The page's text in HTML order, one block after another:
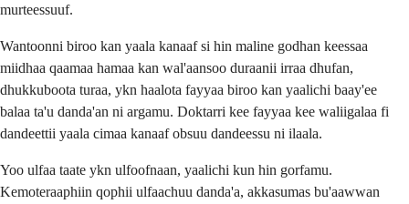
murteessuuf.
Wantoonni biroo kan yaala kanaaf si hin maline godhan keessaa
miidhaa qaamaa hamaa kan wal'aansoo duraanii irraa dhufan,
dhukkuboota turaa, ykn haalota fayyaa biroo kan yaalichi baay'ee
balaa ta'u danda'an ni argamu. Doktarri kee fayyaa kee waliigalaa fi
dandeettii yaala cimaa kanaaf obsuu dandeessu ni ilaala.
Yoo ulfaa taate ykn ulfoofnaan, yaalichi kun hin gorfamu.
Kemoteraaphiin qophii ulfaachuu danda'a, akkasumas bu'aawwan